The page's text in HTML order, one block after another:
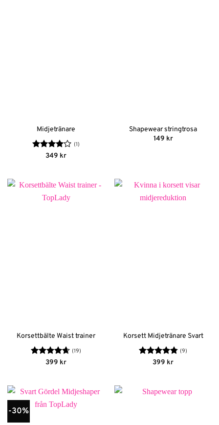
Midjetränare
Betygsatt
(1)
349 kr
Shapewear stringtrosa
149 kr
Korsettbälte Waist trainer
Betygsatt
(19)
399 kr
Korsett Midjetränare Svart
Betygsatt
(9)
399 kr
-30%